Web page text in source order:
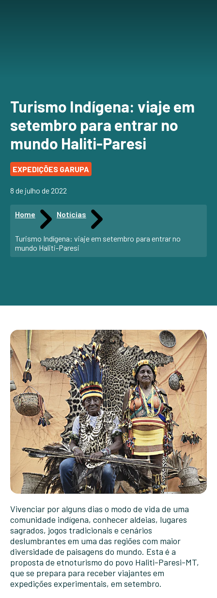
Turismo Indígena: viaje em
setembro para entrar no
mundo Haliti-Paresi
EXPEDIÇÕES GARUPA
8 de julho de 2022
Home Notícias
Turismo Indígena: viaje em setembro para entrar no
mundo Haliti-Paresi
Vivenciar por alguns dias o modo de vida de uma
comunidade indígena, conhecer aldeias, lugares
sagrados, jogos tradicionais e cenários
deslumbrantes em uma das regiões com maior
diversidade de paisagens do mundo. Esta é a
proposta de etnoturismo do povo Haliti-Paresi-MT,
que se prepara para receber viajantes em
expedições experimentais, em setembro.